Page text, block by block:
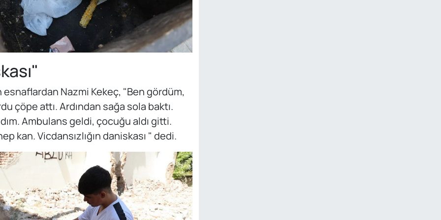
Nazmi Kekeç, "Ben gördüm,
çöpe attı. Ardından sağa sola baktı.
Ambulans geldi, çocuğu aldı gitti.
kan. Vicdansızlığın daniskası " dedi.